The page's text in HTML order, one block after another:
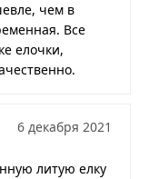
чем в
Все
елочки,
6 декабря 2021
литую елку